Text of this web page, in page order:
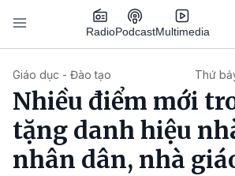
Nhảy đến nội dung
RadioPodcastMultimedia
Giáo dục - Đào tạo Thứ
Nhiều điểm mới
tặng danh hiệu
nhân dân, nhà